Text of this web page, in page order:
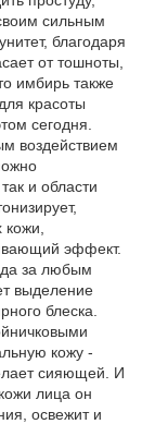
сильным
благодаря
от тошноты,
имбирь также
красоты
сегодня.
воздействием
и области
эффект.
за любым
выделение
блеска.
кожу -
сияющей. И
лица он
освежит и